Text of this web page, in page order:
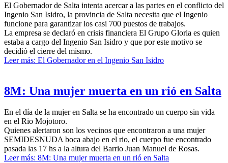
El Gobernador de Salta intenta acercar a las partes en el conflicto del
Ingenio San Isidro, la provincia de Salta necesita que el Ingenio
funcione para garantizar los casi 700 puestos de trabajos.
La empresa se declaró en crisis financiera El Grupo Gloria es quien
estaba a cargo del Ingenio San Isidro y que por este motivo se
decidió el cierre del mismo.
Leer más: El Gobernador en el Ingenio San Isidro
8M: Una mujer muerta en un rió en Salta
En el día de la mujer en Salta se ha encontrado un cuerpo sin vida
en el Rio Mojotoro.
Quienes alertaron son los vecinos que encontraron a una mujer
SEMIDESNUDA boca abajo en el rio, el cuerpo fue encontrado
pasada las 17 hs a la altura del Barrio Juan Manuel de Rosas.
Leer más: 8M: Una mujer muerta en un rió en Salta